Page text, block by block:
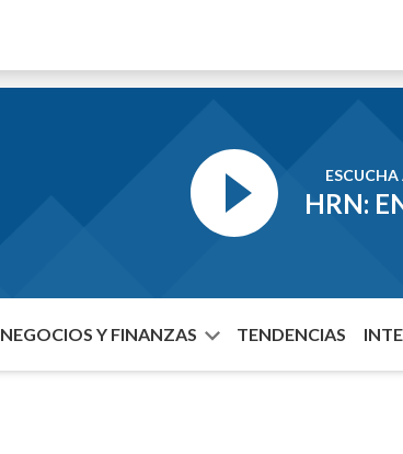
HRN:
NEGOCIOS Y FINANZAS TENDENCIAS